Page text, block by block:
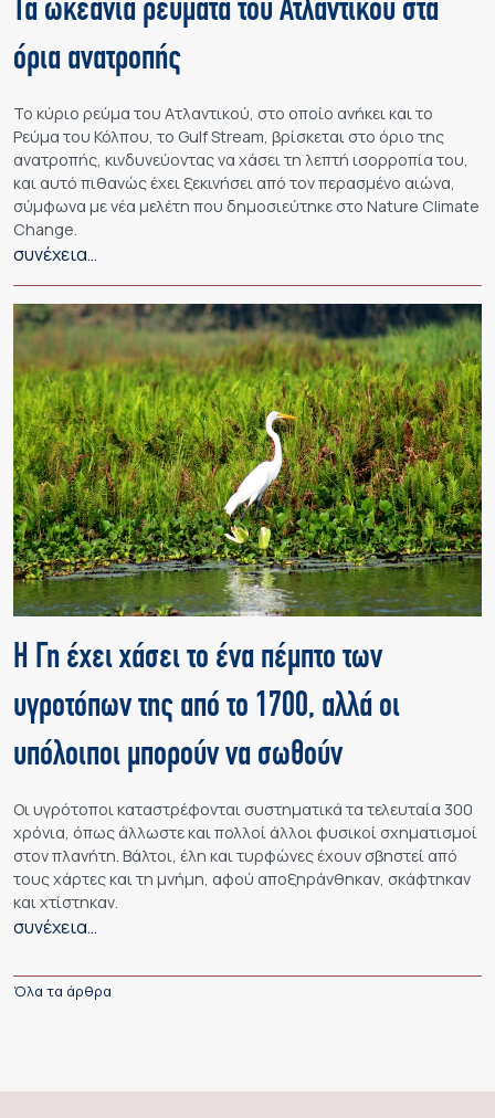
Τα ωκεάνια ρεύματα του Ατλαντικού στα
όρια ανατροπής
Το κύριο ρεύμα του Ατλαντικού, στο οποίο ανήκει και το
Ρεύμα του Κόλπου, το Gulf Stream, βρίσκεται στο όριο της
ανατροπής, κινδυνεύοντας να χάσει τη λεπτή ισορροπία του,
και αυτό πιθανώς έχει ξεκινήσει από τον περασμένο αιώνα,
σύμφωνα με νέα μελέτη που δημοσιεύτηκε στο Nature Climate
Change.
συνέχεια…
Η Γη έχει χάσει το ένα πέμπτο των
υγροτόπων της από το 1700, αλλά οι
υπόλοιποι μπορούν να σωθούν
Οι υγρότοποι καταστρέφονται συστηματικά τα τελευταία 300
χρόνια, όπως άλλωστε και πολλοί άλλοι φυσικοί σχηματισμοί
στον πλανήτη. Βάλτοι, έλη και τυρφώνες έχουν σβηστεί από
τους χάρτες και τη μνήμη, αφού αποξηράνθηκαν, σκάφτηκαν
και χτίστηκαν.
συνέχεια…
Όλα τα άρθρα